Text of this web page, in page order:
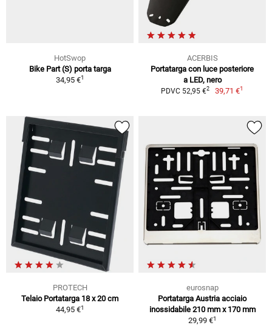
HotSwop
Bike Part (S) porta targa
34,95 €1
ACERBIS
Portatarga con luce posteriore
a LED, nero
PDVC 52,95 €2 39,71 €1
PROTECH
Telaio Portatarga 18 x 20 cm
44,95 €1
eurosnap
Portatarga Austria acciaio
inossidabile 210 mm x 170 mm
29,99 €1